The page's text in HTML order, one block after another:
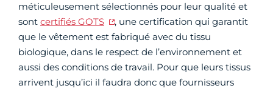
méticuleusement sélectionnés pour leur qualité et
sont certifiés GOTS
, une certification qui garantit
que le vêtement est fabriqué avec du tissu
biologique, dans le respect de l’environnement et
aussi des conditions de travail. Pour que leurs tissus
arrivent jusqu’ici il faudra donc que fournisseurs